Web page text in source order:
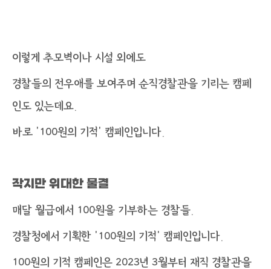
이렇게 추모벽이나 시설 외에도
경찰들의 전우애를 보여주며 순직경찰관을 기리는 캠페
인도 있는데요.
바로 ‘100원의 기적’ 캠페인입니다.
작지만 위대한 물결
매달 월급에서 100원을 기부하는 경찰들.
경찰청에서 기획한 ‘100원의 기적’ 캠페인입니다.
100원의 기적 캠페인은 2023년 3월부터 재직 경찰관을